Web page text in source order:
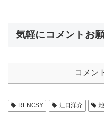
気軽にコメントお
コメン
RENOSY 江口洋介